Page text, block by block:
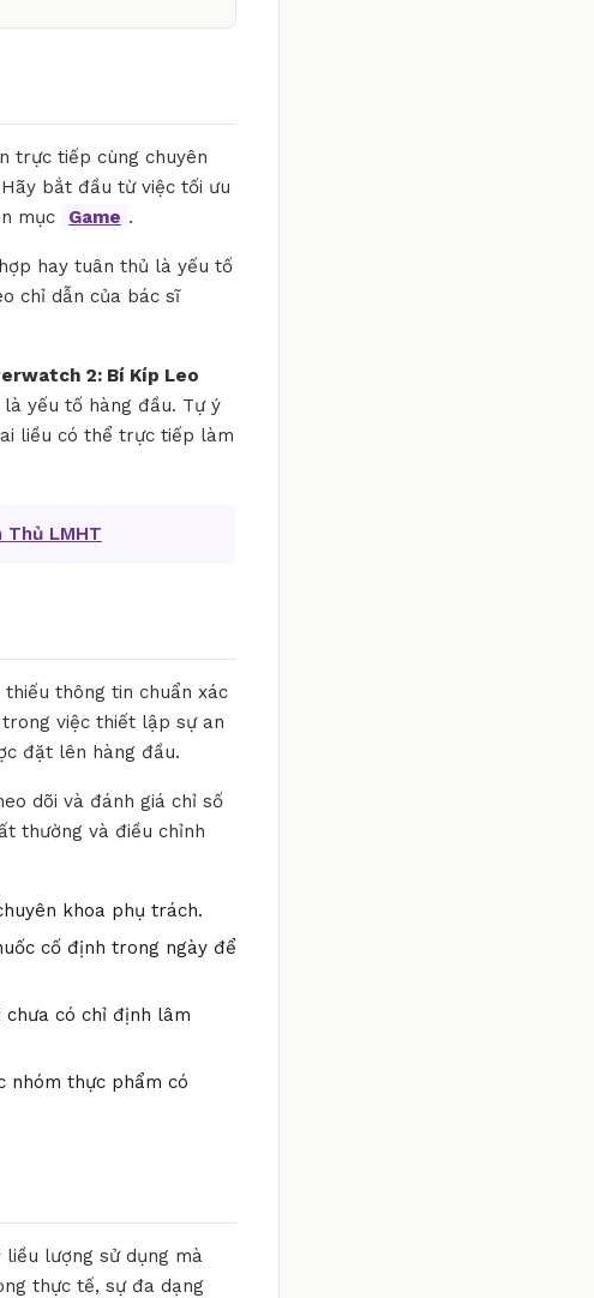
trực tiếp cùng chuyên
bắt đầu từ việc tối ưu
mục
Game .
hay tuân thủ là yếu tố
chỉ dẫn của bác sĩ
2: Bí Kíp Leo
yếu tố hàng đầu. Tự ý
liều có thể trực tiếp làm
Thủ LMHT
thông tin chuẩn xác
việc thiết lập sự an
đặt lên hàng đầu.
dõi và đánh giá chỉ số
thường và điều chỉnh
khoa phụ trách.
cố định trong ngày để
có chỉ định lâm
nhóm thực phẩm có
lượng sử dụng mà
thực tế, sự đa dạng